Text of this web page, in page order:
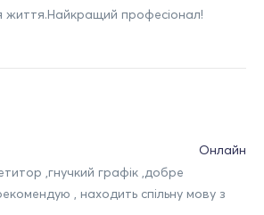
життя.Найкращий професіонал!
Онлайн
,гнучкий графік ,добре
, находить спільну мову з